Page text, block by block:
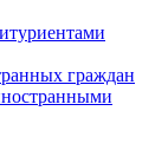
граждан